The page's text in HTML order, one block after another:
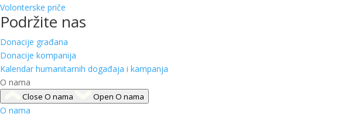
Volonterske priče
Podržite nas
Donacije građana
Donacije kompanija
Kalendar humanitarnih događaja i kampanja
O nama
Close O nama Open O nama
O nama